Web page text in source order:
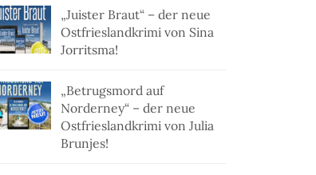
„Juister Braut“ – der neue
Ostfrieslandkrimi von Sina
Jorritsma!
„Betrugsmord auf
Norderney“ – der neue
Ostfrieslandkrimi von Julia
Brunjes!